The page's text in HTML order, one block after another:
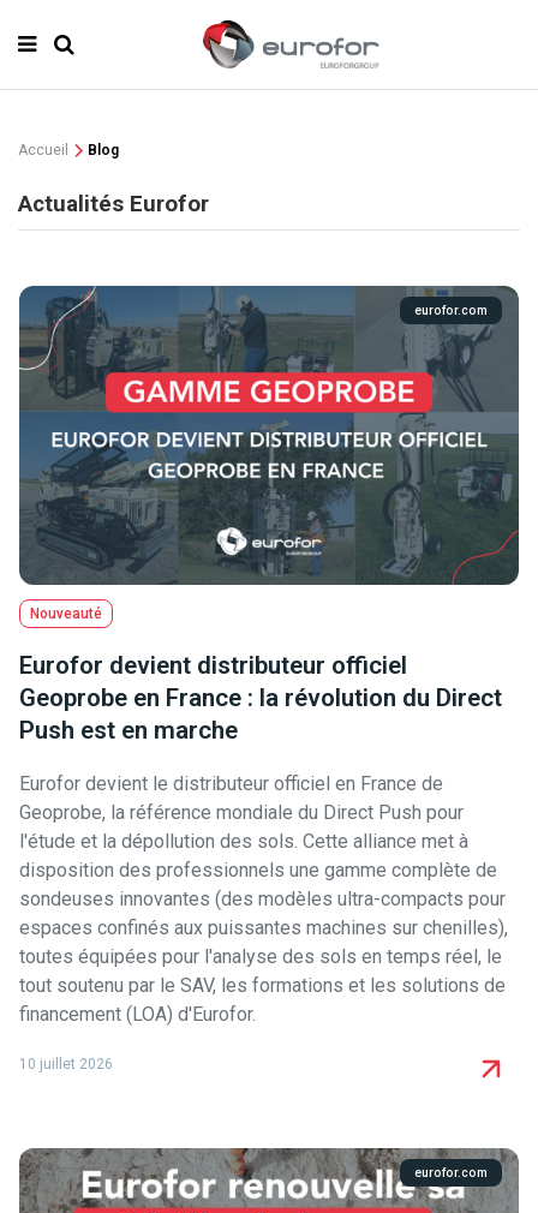
Accueil Blog
Actualités Eurofor
eurofor.com
Nouveauté
Eurofor devient distributeur officiel
Geoprobe en France : la révolution du Direct
Push est en marche
Eurofor devient le distributeur officiel en France de
Geoprobe, la référence mondiale du Direct Push pour
l'étude et la dépollution des sols. Cette alliance met à
disposition des professionnels une gamme complète de
sondeuses innovantes (des modèles ultra-compacts pour
espaces confinés aux puissantes machines sur chenilles),
toutes équipées pour l'analyse des sols en temps réel, le
tout soutenu par le SAV, les formations et les solutions de
financement (LOA) d'Eurofor.
10 juillet 2026
eurofor.com